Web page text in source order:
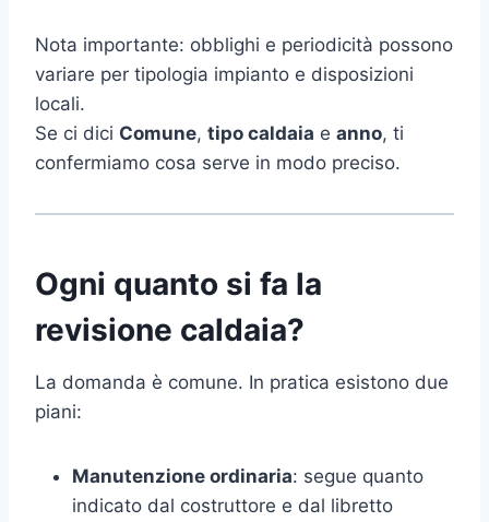
Nota importante: obblighi e periodicità possono
variare per tipologia impianto e disposizioni
locali.
Se ci dici Comune, tipo caldaia e anno, ti
confermiamo cosa serve in modo preciso.
Ogni quanto si fa la
revisione caldaia?
La domanda è comune. In pratica esistono due
piani:
Manutenzione ordinaria: segue quanto
indicato dal costruttore e dal libretto